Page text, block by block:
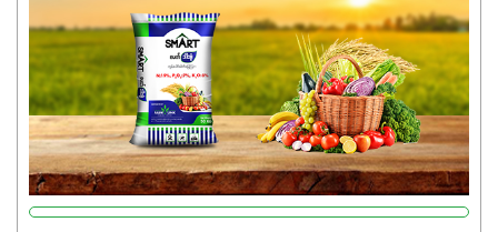
ပြီး အစာချက်လုပ်မှုအားကောင်းစေပါတယ်။ အပင်၏ပင်ပိုင်း
ကြီးထွားမှုကို တိုးမြင့်စေကာ အပင်သန်၍ အကြီးမြန်စေပါတယ်။
သင့်တော်တဲ့ Phosphorus 7%ပါဝင်မှုကြောင့် အပင်ရဲ့ အမြစ်
ဖွဲ့စည်းတည်ဆောက်မှုကို ပို၍သန်မာလာအောင် အားပေးပါ
တယ်။ ဒါ့အပြင် ပန်းပွင့်ခြင်း၊အသီးသီးခြင်း၊အစေ့တည်ခြင်း
လုပ်ငန်းစဉ်များကိုလည်း အားပေးပါတယ်။ လုံလောက်တဲ့
Potassium 8%က အပင်ရဲ့ ရောဂါဒဏ်၊ရာသီဥတုဒဏ်ခံနိုင်ရည်